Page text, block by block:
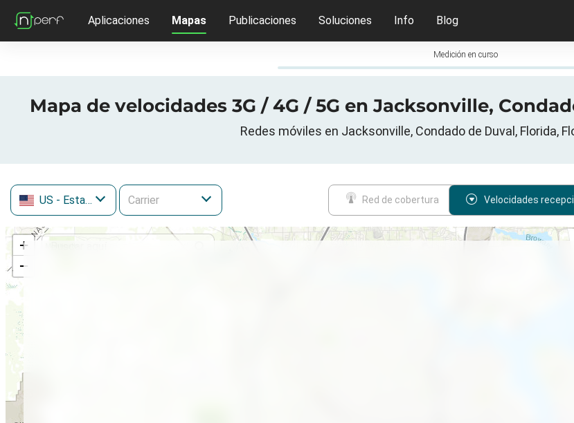
Aplicaciones Mapas Publicaciones Soluciones Info Blog
Medición en curso
Mapa de velocidades 3G / 4G / 5G en Jacksonville,
Redes móviles en Jacksonville, Condado de Duval, Florida,
US - Estados Unidos Red de cobertura Velocidades
+
−